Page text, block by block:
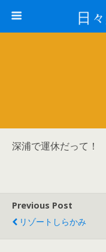
日
深浦で運休だって！
Previous Post
リゾートしらかみ